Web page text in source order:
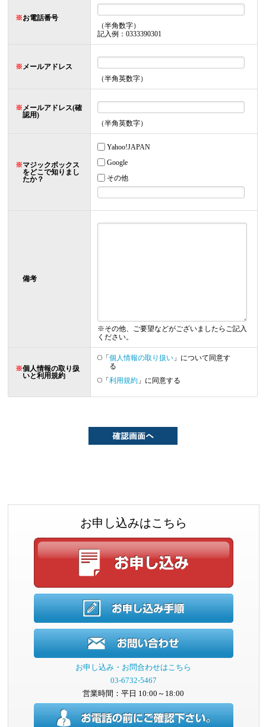
※お電話番号
（半角数字）
記入例：0333390301
※ メールアドレス
（半角英数字）
※ メールアドレス(確
認用)
（半角英数字）
※マジックボックス
をどこで知りまし
たか？
Yahoo!JAPAN
Google
その他
備考
※その他、ご要望などがございましたらご記入
ください。
※個人情報の取り扱
いと利用規約
「個人情報の取り扱い」について同意す
る
「利用規約」に同意する
お申し込みはこちら
お申し込み・お問合わせはこちら
03-6732-5467
営業時間：平日 10:00～18:00